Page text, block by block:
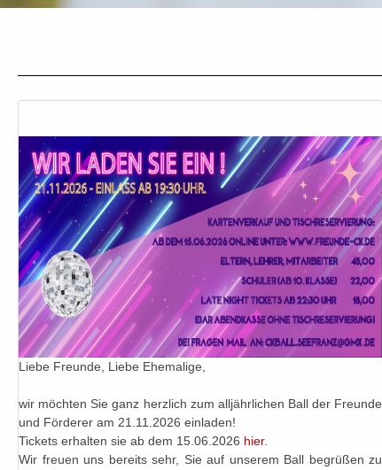
Liebe Freunde, Liebe Ehemalige,
wir möchten Sie ganz herzlich zum alljährlichen Ball der Freunde
und Förderer am 21.11.2026 einladen!
Tickets erhalten sie ab dem 15.06.2026 hier.
Wir freuen uns bereits sehr, Sie auf unserem Ball begrüßen zu